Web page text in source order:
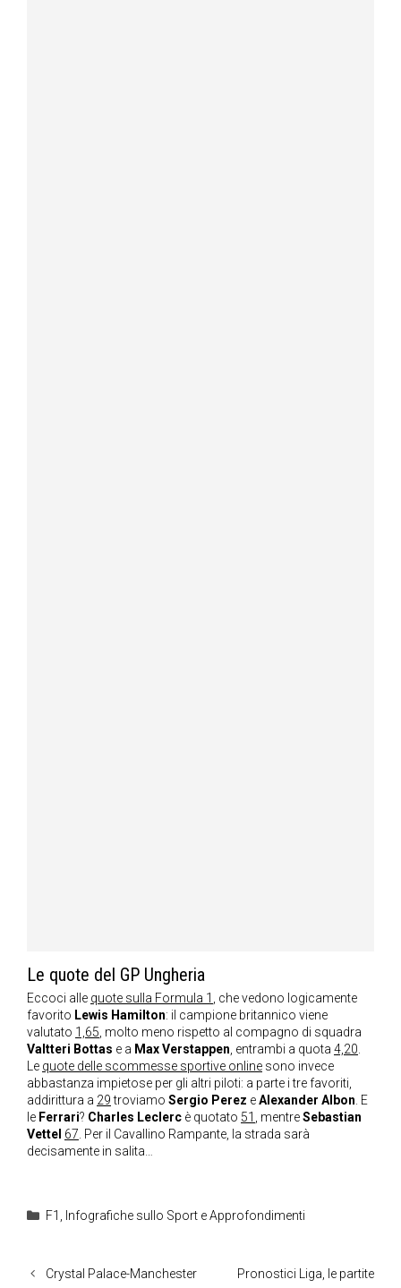
Le quote del GP Ungheria
Eccoci alle quote sulla Formula 1 , che vedono logicamente
favorito Lewis Hamilton: il campione britannico viene
valutato 1,65, molto meno rispetto al compagno di squadra
Valtteri Bottas e a Max Verstappen, entrambi a quota 4,20.
Le quote delle scommesse sportive online sono invece
abbastanza impietose per gli altri piloti: a parte i tre favoriti,
addirittura a 29troviamo Sergio Perez eAlexander Albon. E
le Ferrari? Charles Leclerc è quotato 51 , mentreSebastian
Vettel 67. Per il Cavallino Rampante, la strada sarà
decisamente in salita…
Categorie
F1 , Infografiche sullo Sport e Approfondimenti
Crystal Palace-Manchester
Pronostici Liga, le partite